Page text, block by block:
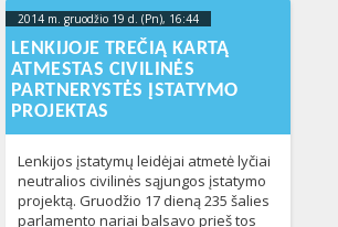
paskirti eiti pareigas. 2014 metų birželį
JT generalinis sekretorius Ban
Kimunas išleido administracinį
nutarimą, kad visų JT pareigas einančių
pareigūnų, kurių partnerystė oficialiai
įregistruota valstybėje narėje,
gyvenimo
pačios lyties porų civilinė partnerystė,
žmogaus teisių pažeidimai1119
2014 m. gruodžio 19 d. (Pn), 16:44
16T19:37:21+00:00
LENKIJOJE TREČIĄ KARTĄ
ATMESTAS CIVILINĖS
PARTNERYSTĖS ĮSTATYMO
PROJEKTAS
Lenkijos įstatymų leidėjai atmetė lyčiai
neutralios civilinės sąjungos įstatymo
projektą. Gruodžio 17 dieną 235 šalies
parlamento nariai balsavo prieš tos